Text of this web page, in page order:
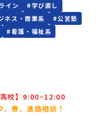
イン #学び直し
ネス・商業系 #公営塾
#看護・福祉系
校】9:00~12:00
寮、進路相談！